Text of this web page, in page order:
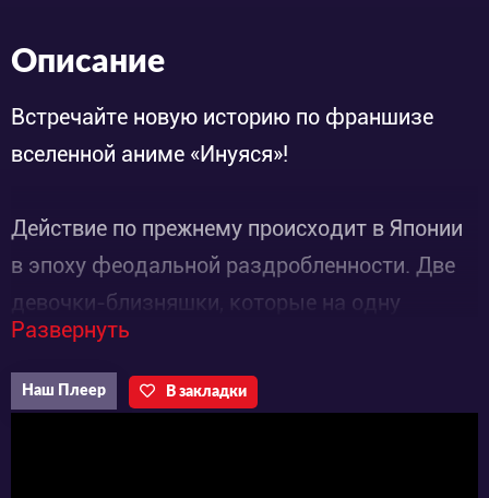
Описание
Встречайте новую историю по франшизе
вселенной аниме «Инуяся»!
Действие по прежнему происходит в Японии
в эпоху феодальной раздробленности. Две
девочки-близняшки, которые на одну
половину смертные, а на вторую демоны,
оказались разлучены в детстве во время
сильного лесного пожара. Това, одна из
Развернуть
Наш Плеер В закладки